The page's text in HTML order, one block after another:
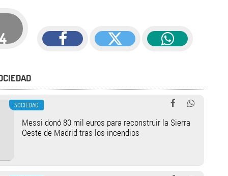
SOCIEDAD
Messi donó 80 mil euros para reconstruir la Sierra
Oeste de Madrid tras los incendios